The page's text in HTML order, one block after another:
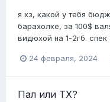
я хз, какой у тебя
барахолке, за 100$
видюхой на 1-2гб.
24 февраля, 2024
Пал или ТХ?